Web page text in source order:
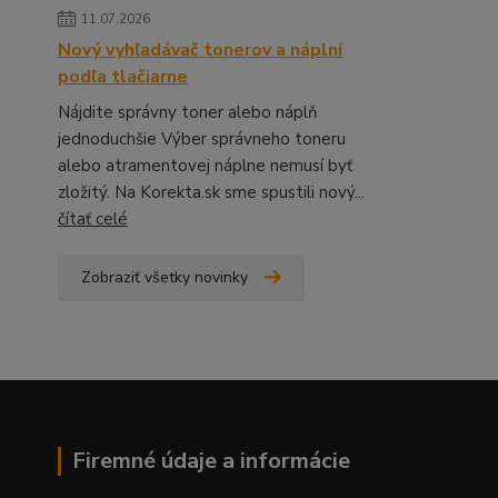
11.07.2026
Nový vyhľadávač tonerov a náplní
podľa tlačiarne
Nájdite správny toner alebo náplň
jednoduchšie Výber správneho toneru
alebo atramentovej náplne nemusí byť
zložitý. Na Korekta.sk sme spustili nový...
čítať celé
Zobraziť všetky novinky
Firemné údaje a informácie